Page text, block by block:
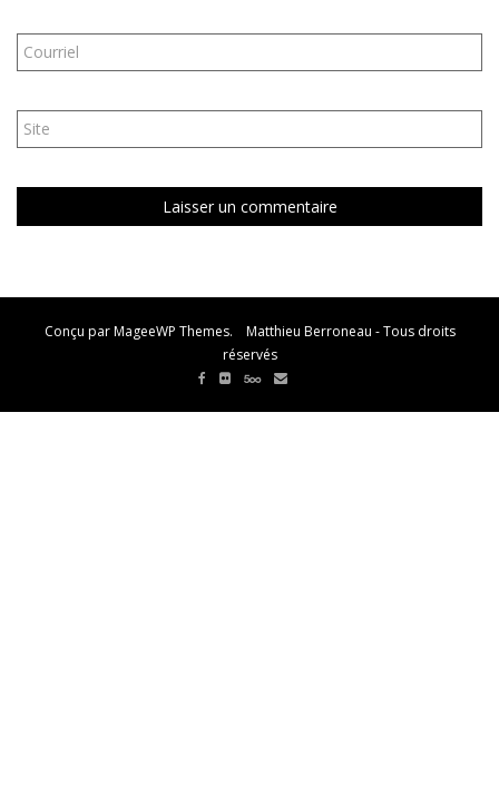
Conçu par MageeWP Themes. Matthieu Berroneau - Tous droits
réservés